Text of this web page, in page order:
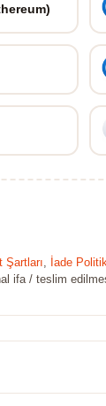
Şartları, İade
ifa / teslim